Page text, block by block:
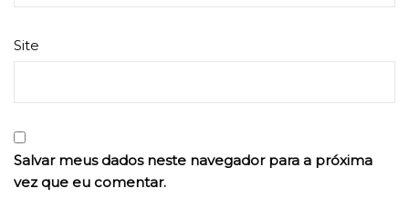
Site
Salvar meus dados neste navegador para a próxima
vez que eu comentar.